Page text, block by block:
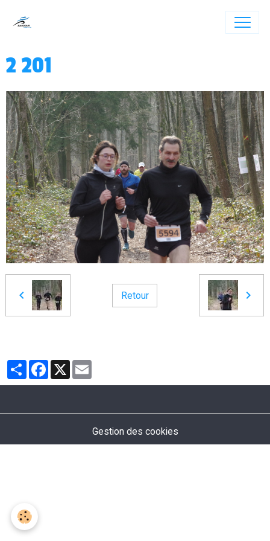
2 201
Retour
PartagerFacebook
X
Gestion des cookies